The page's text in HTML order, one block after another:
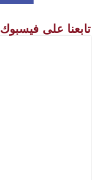
تابعنا على فيسبوك